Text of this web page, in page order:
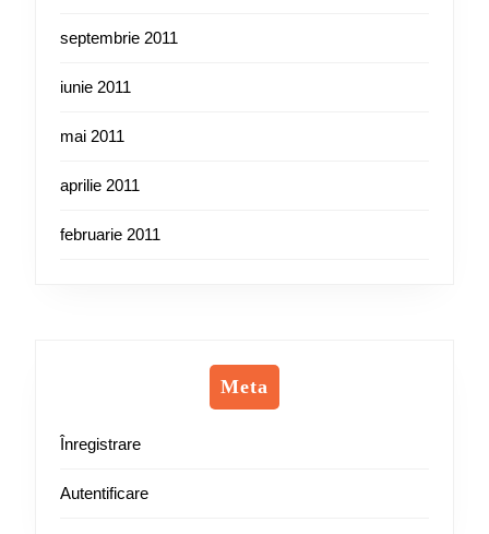
septembrie 2011
iunie 2011
mai 2011
aprilie 2011
februarie 2011
Meta
Înregistrare
Autentificare